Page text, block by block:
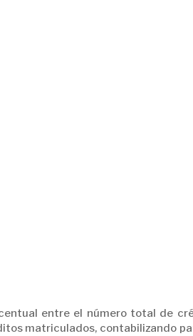
entre el número total de
matriculados, contabilizando